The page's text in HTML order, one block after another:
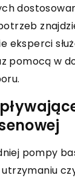
eksperci
pomocą w
pompy